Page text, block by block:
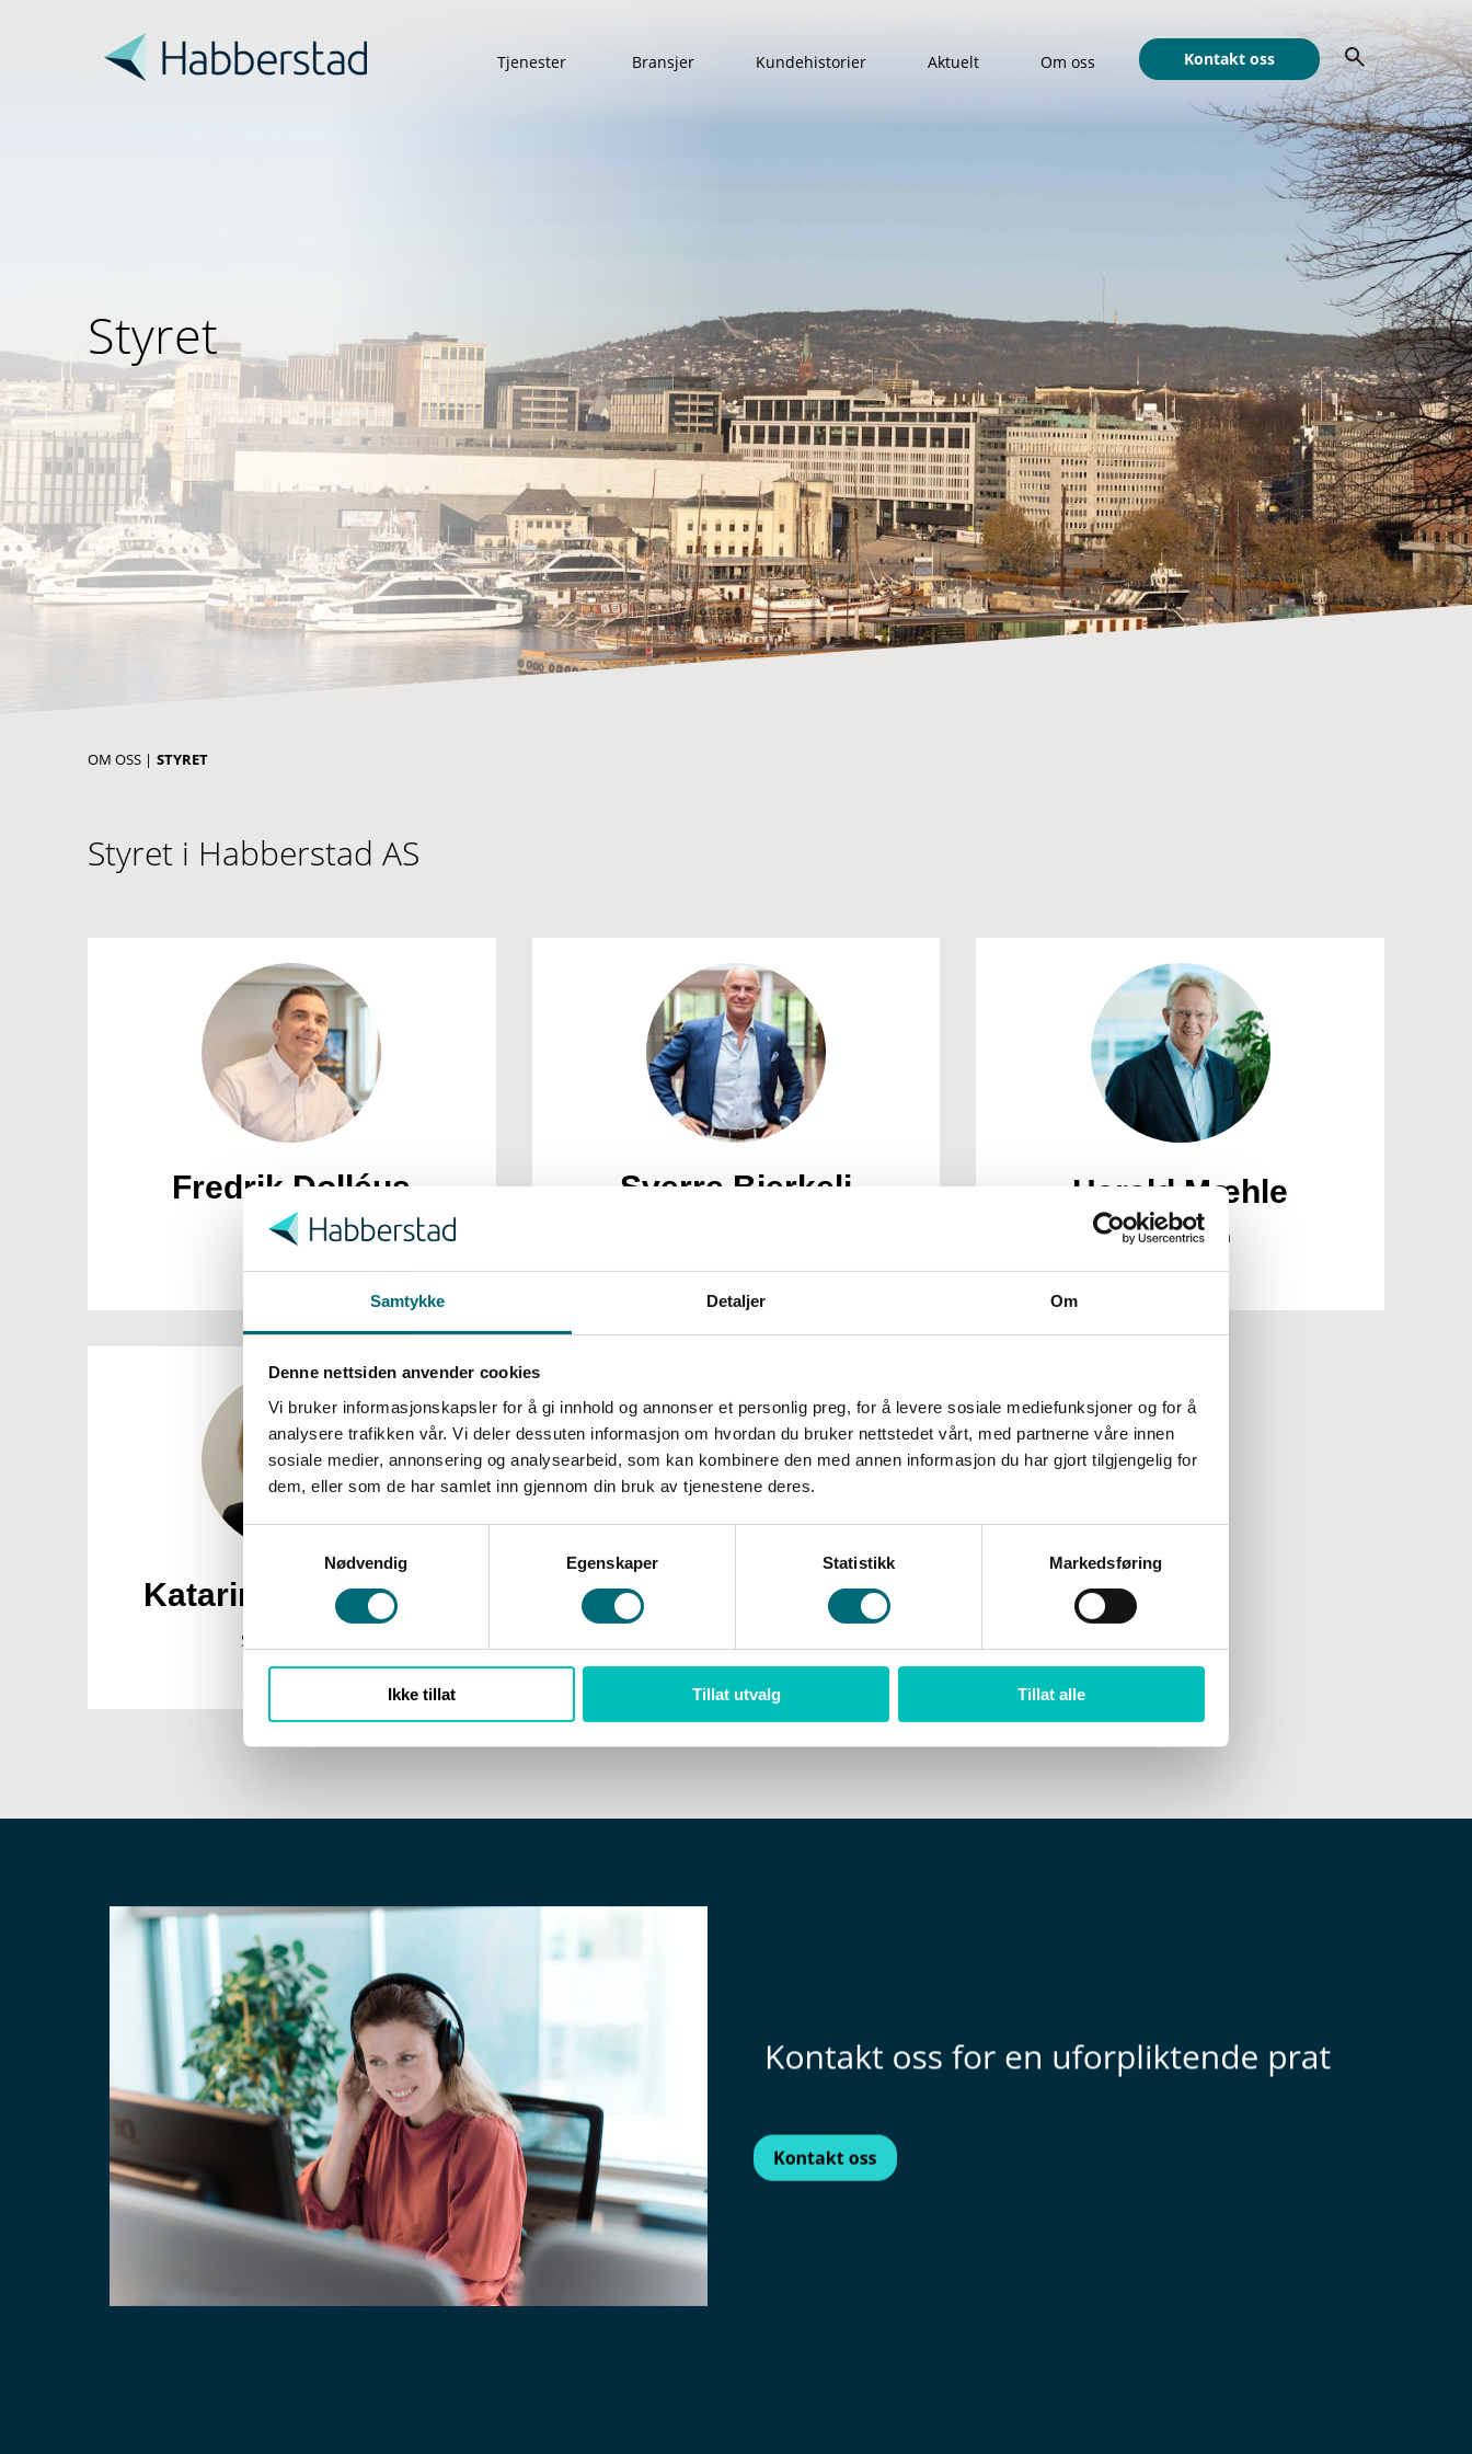
Samtykke Detaljer Om
Denne nettsiden anvender cookies
Vi bruker informasjonskapsler for å gi innhold og annonser et personlig preg, for å levere sosiale mediefunksjoner og for å
analysere trafikken vår. Vi deler dessuten informasjon om hvordan du bruker nettstedet vårt, med partnerne våre innen
sosiale medier, annonsering og analysearbeid, som kan kombinere den med annen informasjon du har gjort tilgjengelig for
dem, eller som de har samlet inn gjennom din bruk av tjenestene deres.
t
k
e
a
Nødvendig Egenskaper Statistikk Markedsføring
Ikke tillat Tillat utvalg Tillat alle
Tjenester
Show submenu for Tjenester
Bransjer Kundehistorier Aktuelt Om oss
Show submenu for Om oss
Kontakt oss
Styret
OM OSS | STYRET
Styret i Habberstad AS
Fredrik Dolléus
Styreleder
Sverre Bjerkeli Harald Mæhle
Styremedlem
Katarina Lundqvist
Styremedlem
Åsmund Vikenes